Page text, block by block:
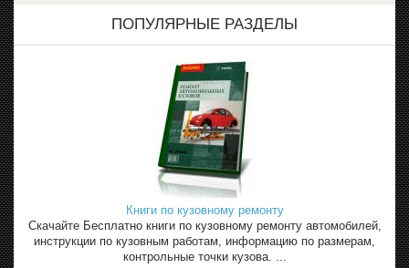
ПОПУЛЯРНЫЕ РАЗДЕЛЫ
Книги по кузовному ремонту
Скачайте Бесплатно книги по кузовному ремонту автомобилей,
инструкции по кузовным работам, информацию по размерам,
контрольные точки кузова. ...